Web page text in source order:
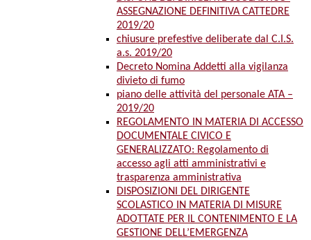
ASSEGNAZIONE DEFINITIVA CATTEDRE
2019/20
chiusure prefestive deliberate dal C.I.S.
a.s. 2019/20
Decreto Nomina Addetti alla vigilanza
divieto di fumo
piano delle attività del personale ATA –
2019/20
REGOLAMENTO IN MATERIA DI ACCESSO
DOCUMENTALE CIVICO E
GENERALIZZATO: Regolamento di
accesso agli atti amministrativi e
trasparenza amministrativa
DISPOSIZIONI DEL DIRIGENTE
SCOLASTICO IN MATERIA DI MISURE
ADOTTATE PER IL CONTENIMENTO E LA
GESTIONE DELL’EMERGENZA